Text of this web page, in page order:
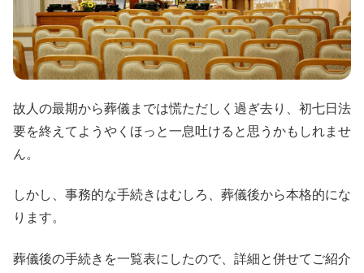
故人の最期から葬儀までは慌ただしく過ぎ去り、初七日法
要を終えてようやくほっと一息吐けると思うかもしれませ
ん。
しかし、事務的な手続きはむしろ、葬儀後から本格的にな
ります。
葬儀後の手続きを一覧表にしたので、詳細と併せてご紹介